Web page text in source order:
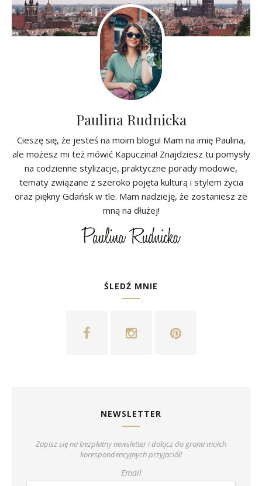
Paulina Rudnicka
Cieszę się, że jesteś na moim blogu! Mam na imię Paulina,
ale możesz mi też mówić Kapuczina! Znajdziesz tu pomysły
na codzienne stylizacje, praktyczne porady modowe,
tematy związane z szeroko pojęta kulturą i stylem życia
oraz piękny Gdańsk w tle. Mam nadzieję, że zostaniesz ze
mną na dłużej!
ŚLEDŹ MNIE
NEWSLETTER
Zapisz się na bezpłatny newsletter i dołącz do grona moich
korespondencyjnych przyjaciół!
Email